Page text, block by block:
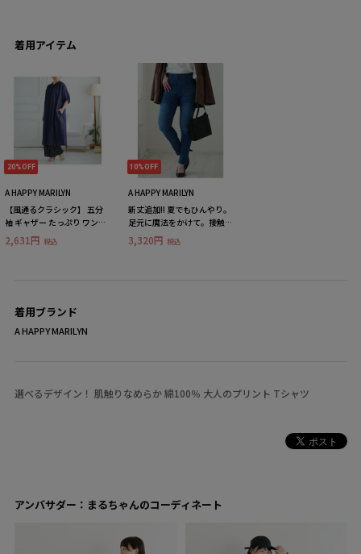
着用アイテム
20%OFF
A HAPPY MARILYN
【風通るクラシック】 五分
袖 ギャザー たっぷり ワンピ
ース
2,631円 税込
10%OFF
A HAPPY MARILYN
新丈追加!! 夏でもひんやり。
足元に魔法をかけて。接触冷
感 UV 魔法の美ライン ストレ
ッチ スキニーデニムパンツ
3,320円 税込
着用ブランド
A HAPPY MARILYN
選べるデザイン！ 肌触りなめらか 綿100％ 大人のプリント Tシャツ
アンバサダー：まるちゃんのコーディネート